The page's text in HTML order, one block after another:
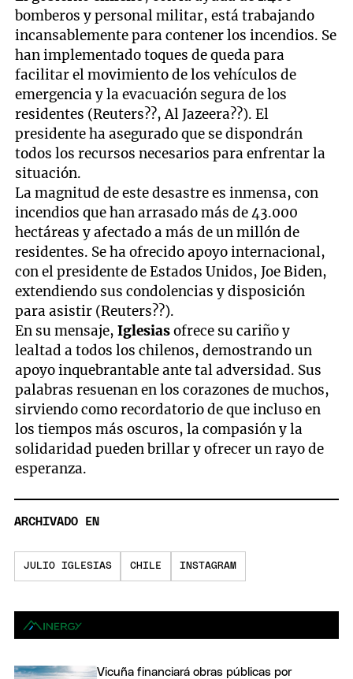
bomberos y personal militar, está trabajando
incansablemente para contener los incendios. Se
han implementado toques de queda para
facilitar el movimiento de los vehículos de
emergencia y la evacuación segura de los
residentes (Reuters??, Al Jazeera??). El
presidente ha asegurado que se dispondrán
todos los recursos necesarios para enfrentar la
situación.
La magnitud de este desastre es inmensa, con
incendios que han arrasado más de 43.000
hectáreas y afectado a más de un millón de
residentes. Se ha ofrecido apoyo internacional,
con el presidente de Estados Unidos, Joe Biden,
extendiendo sus condolencias y disposición
para asistir (Reuters??).
En su mensaje,Iglesiasofrece su cariño y
lealtad a todos los chilenos, demostrando un
apoyo inquebrantable ante tal adversidad. Sus
palabras resuenan en los corazones de muchos,
sirviendo como recordatorio de que incluso en
los tiempos más oscuros, la compasión y la
solidaridad pueden brillar y ofrecer un rayo de
esperanza.
ARCHIVADO EN
JULIO IGLESIAS CHILE INSTAGRAM
Vicuña financiará obras públicas por